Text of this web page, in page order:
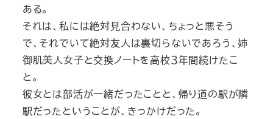
ある。
それは、私には絶対見合わない、ちょっと悪そう
で、それでいて絶対友人は裏切らないであろう、姉
御肌美人女子と交換ノートを高校３年間続けたこ
と。
彼女とは部活が一緒だったことと、帰り道の駅が隣
駅だったということが、きっかけだった。